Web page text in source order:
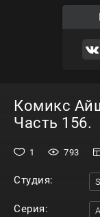
Комикс
Часть 156.
1 793
Студия:
Серия: